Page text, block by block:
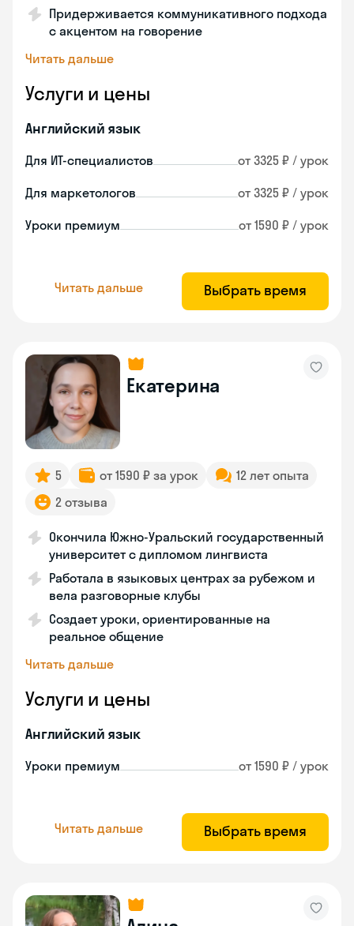
Придерживается коммуникативного подхода
с акцентом на говорение
Читать дальше
Услуги и цены
Английский язык
Для ИТ-специалистов от 3325 ₽ / урок
Для маркетологов от 3325 ₽ / урок
Уроки премиум от 1590 ₽ / урок
Читать дальше Выбрать время
Екатерина
5 от 1590 ₽ за урок
12 лет опыта
2 отзыва
Окончила Южно-Уральский государственный
университет с дипломом лингвиста
Работала в языковых центрах за рубежом и
вела разговорные клубы
Создает уроки, ориентированные на
реальное общение
Читать дальше
Услуги и цены
Английский язык
Уроки премиум от 1590 ₽ / урок
Читать дальше Выбрать время